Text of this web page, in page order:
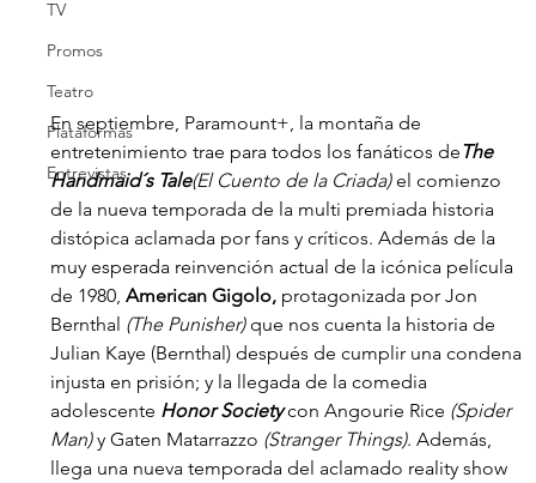
TV
Promos
Teatro
Plataformas
Entrevistas
En septiembre, Paramount+, la montaña de
entretenimiento trae para todos los fanáticos deThe
Handmaid´s Tale(El Cuento de la Criada) el comienzo
de la nueva temporada de la multi premiada historia
distópica aclamada por fans y críticos. Además de la
muy esperada reinvención actual de la icónica película
de 1980, American Gigolo, protagonizada por Jon
Bernthal (The Punisher) que nos cuenta la historia de
Julian Kaye (Bernthal) después de cumplir una condena
injusta en prisión; y la llegada de la comedia
adolescente Honor Society con Angourie Rice (Spider
Man) y Gaten Matarrazzo (Stranger Things). Además,
llega una nueva temporada del aclamado reality show